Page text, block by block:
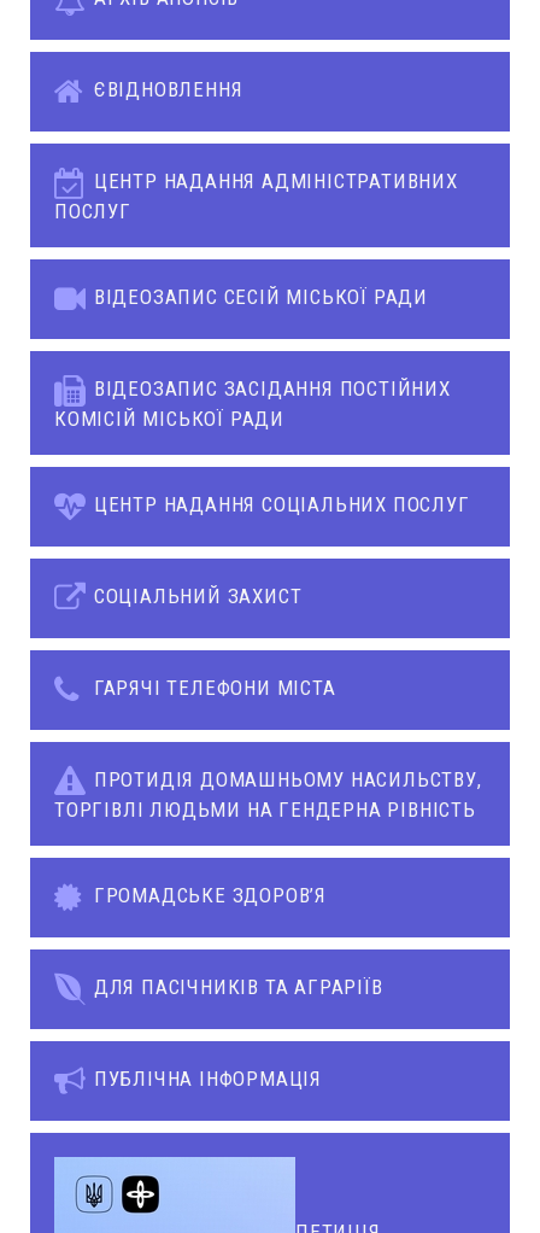
ЄВІДНОВЛЕННЯ
ЦЕНТР НАДАННЯ АДМІНІСТРАТИВНИХ
ПОСЛУГ
ВІДЕОЗАПИС СЕСІЙ МІСЬКОЇ РАДИ
ВІДЕОЗАПИС ЗАСІДАННЯ ПОСТІЙНИХ
КОМІСІЙ МІСЬКОЇ РАДИ
ЦЕНТР НАДАННЯ СОЦІАЛЬНИХ ПОСЛУГ
СОЦІАЛЬНИЙ ЗАХИСТ
ГАРЯЧІ ТЕЛЕФОНИ МІСТА
ПРОТИДІЯ ДОМАШНЬОМУ НАСИЛЬСТВУ,
ТОРГІВЛІ ЛЮДЬМИ НА ГЕНДЕРНА РІВНІСТЬ
ГРОМАДСЬКЕ ЗДОРОВ’Я
ДЛЯ ПАСІЧНИКІВ ТА АГРАРІЇВ
ПУБЛІЧНА ІНФОРМАЦІЯ